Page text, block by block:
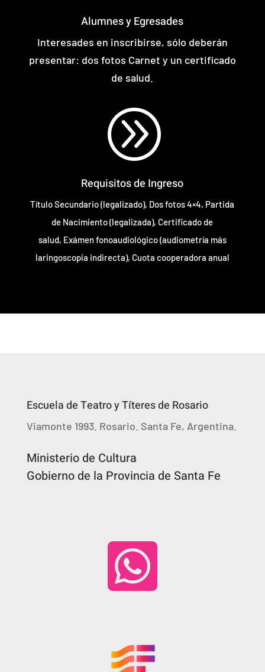
Alumnes y Egresades
Interesades en inscribirse, sólo deberán
presentar: dos fotos Carnet y un certificado
de salud.
A
Requisitos de Ingreso
Título Secundario (legalizado), Dos fotos 4×4, Partida
de Nacimiento (legalizada), Certificado de
salud, Exámen fonoaudiológico (audiometría más
laringoscopia indirecta), Cuota cooperadora anual
Escuela de Teatro y Títeres de Rosario
Viamonte 1993. Rosario. Santa Fe, Argentina.
Ministerio de Cultura
Gobierno de la Provincia de Santa Fe
